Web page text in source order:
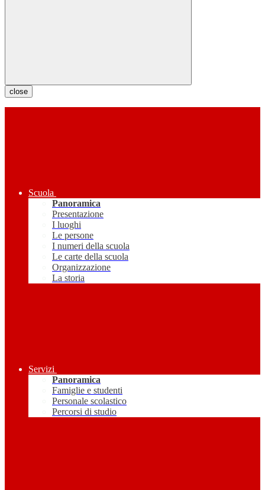
close
Scuola
Panoramica
Presentazione
I luoghi
Le persone
I numeri della scuola
Le carte della scuola
Organizzazione
La storia
Servizi
Panoramica
Famiglie e studenti
Personale scolastico
Percorsi di studio